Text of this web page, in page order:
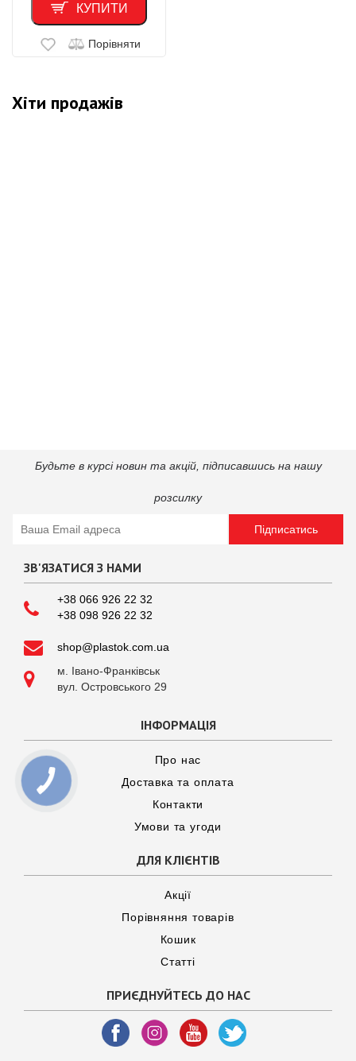
КУПИТИ
Порівняти
Хіти продажів
Будьте в курсі новин та акцій, підпиcавшись на нашу
розсилку
Підписатись
ЗВ'ЯЗАТИСЯ З НАМИ
+38 066 926 22 32
+38 098 926 22 32
shop@plastok.com.ua
м. Івано-Франківськ
вул. Островського 29
ІНФОРМАЦІЯ
Про нас
Доставка та оплата
Контакти
Умови та угоди
ДЛЯ КЛІЄНТІВ
Акції
Порівняння товарів
Кошик
Статті
ПРИЄДНУЙТЕСЬ ДО НАС